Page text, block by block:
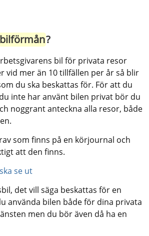
bilförmån?
bil för privata resor
vid mer än 10 tillfällen per år så blir
du ska beskattas för. För att du
inte har använt bilen privat bör du
noggrant anteckna alla resor, både
som finns på en körjournal och
att den finns.
se ut
det vill säga beskattas för en
använda bilen både för dina privata
men du bör även då ha en